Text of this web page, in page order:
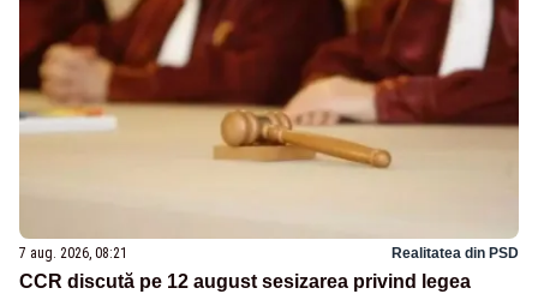
7 aug. 2026, 08:21 Realitatea din PSD
CCR discută pe 12 august sesizarea privind legea